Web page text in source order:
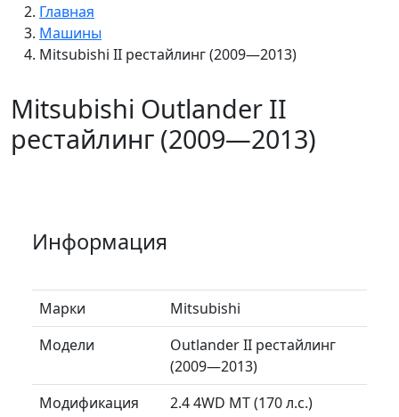
Главная
Машины
Mitsubishi II рестайлинг (2009—2013)
Mitsubishi Outlander II
рестайлинг (2009—2013)
Информация
Марки
Mitsubishi
Модели
Outlander II рестайлинг
(2009—2013)
Модификация
2.4 4WD MT (170 л.с.)